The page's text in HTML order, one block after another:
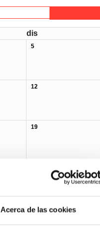
Acerca de las cookies
dis
5
12
19
3